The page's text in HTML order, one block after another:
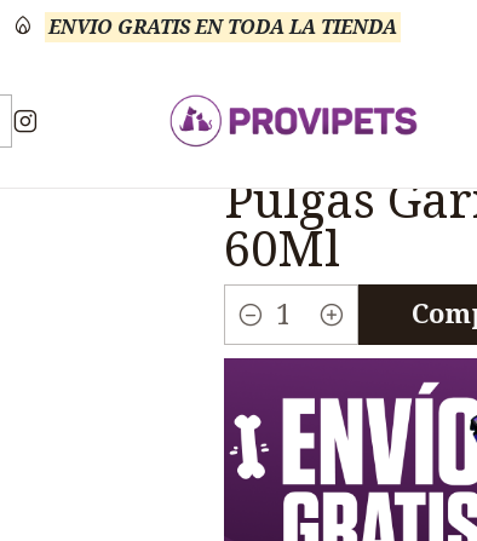
ENVIO GRATIS EN TODA LA TIENDA
Baños Otros Fiprostar Spray
Fiprostar
Pulgas
60Ml
Cantidad